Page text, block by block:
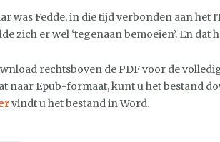
was Fedde, in die tijd verbonden aan het
zich er wel ‘tegenaan bemoeien’. En
rechtsboven de PDF voor de
naar Epub-formaat, kunt u het bestand
vindt u het bestand in Word.